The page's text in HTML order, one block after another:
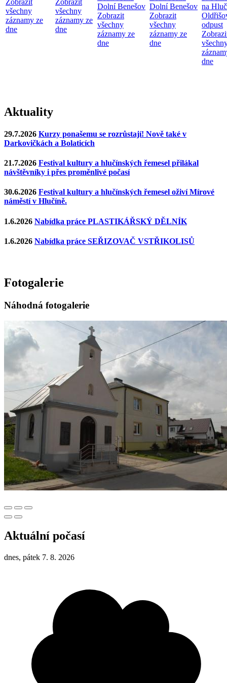
všechny
záznamy ze
dne
všechny
záznamy ze
dne
Dolní Benešov
Zobrazit
všechny
záznamy ze
dne
Dolní Benešov
Zobrazit
všechny
záznamy ze
dne
na
odpust
dne
Aktuality
29.7.2026 Kurzy ponašemu se rozrůstají! Nově také v
Darkovičkách a Bolaticích
21.7.2026 Festival kultury a hlučínských řemesel přilákal
návštěvníky i přes proměnlivé počasí
30.6.2026 Festival kultury a hlučínských řemesel oživí Mírové
náměstí v Hlučíně.
1.6.2026 Nabídka práce PLASTIKÁŘSKÝ DĚLNÍK
1.6.2026 Nabídka práce SEŘIZOVAČ VSTŘIKOLISŮ
Fotogalerie
Náhodná fotogalerie
Aktuální počasí
dnes, pátek 7. 8. 2026